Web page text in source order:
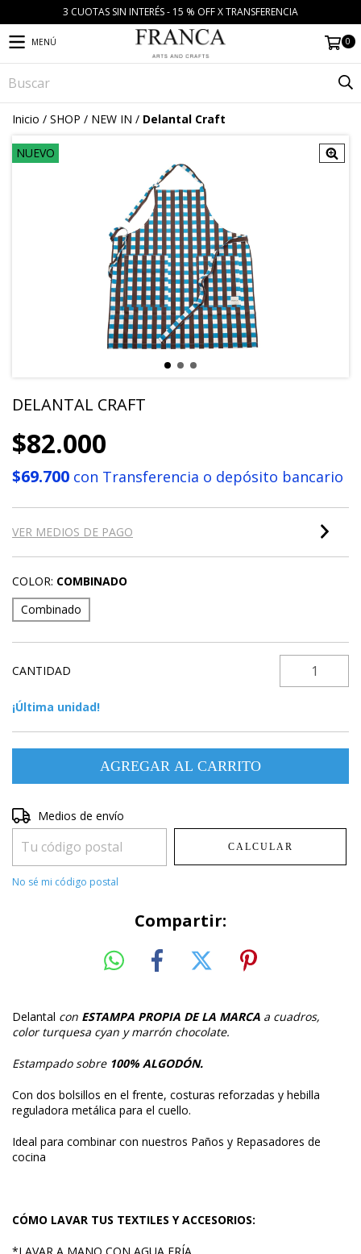
3 CUOTAS SIN INTERÉS - 15 % OFF X TRANSFERENCIA
MENÚ 0
Inicio / SHOP / NEW IN / Delantal Craft
NUEVO
DELANTAL CRAFT
$82.000
$69.700 con Transferencia o depósito bancario
VER MEDIOS DE PAGO
COLOR: COMBINADO
Combinado
CANTIDAD
¡Última unidad!
Entregas para el CP:
Medios de envío
CALCULAR
No sé mi código postal
Compartir:
Delantal con ESTAMPA PROPIA DE LA MARCA a cuadros,
color turquesa cyan y marrón chocolate.
Estampado sobre100% ALGODÓN.
Con dos bolsillos en el frente, costuras reforzadas y hebilla
reguladora metálica para el cuello.
Ideal para combinar con nuestros Paños y Repasadores de
cocina
CÓMO LAVAR TUS TEXTILES Y ACCESORIOS: